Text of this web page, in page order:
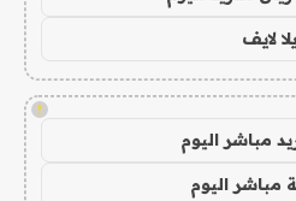
يلا لايف
!
مباشر اليوم
مباشر اليوم